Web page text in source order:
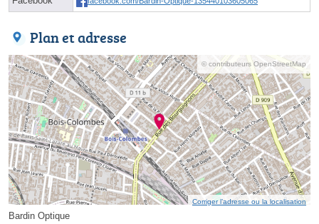
Plan et adresse
© contributeurs OpenStreetMap
Corriger l’adresse ou la localisation
Bardin Optique